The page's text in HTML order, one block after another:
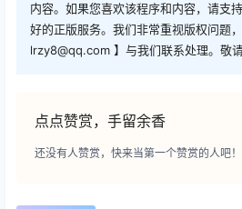
内容。如果您喜欢该程序和内容，请支
好的正版服务。我们非常重视版权问题
lrzy8@qq.com 】与我们联系处理。敬请
点点赞赏，手留余香
还没有人赞赏，快来当第一个赞赏的人吧！